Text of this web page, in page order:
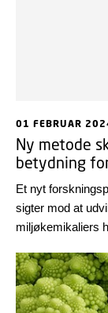
01 FEBRUAR
Ny metode
betydning
Et nyt
sigter mod at
miljøkemikaliers